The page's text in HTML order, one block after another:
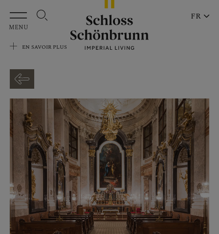
Aller au contenu principal
MENU
EN SAVOIR PLUS
FR